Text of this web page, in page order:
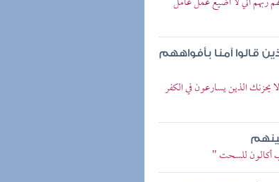
قالوا آمنا بأفواههم
يحزنك الذين يسارعون في الكفر
أكالون للسحت "